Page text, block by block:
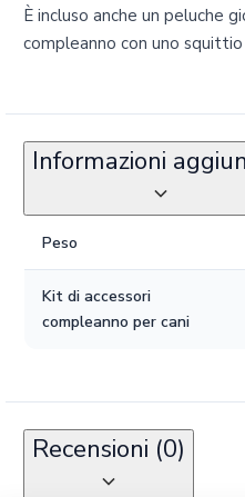
È incluso anche un peluche
compleanno con uno
Informazioni
Peso
Kit di accessori
compleanno per cani
Recensioni (0)